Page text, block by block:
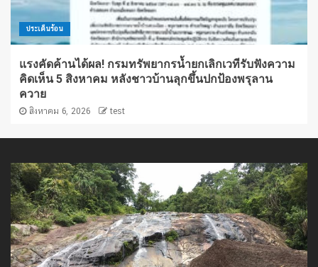
ประเด็นร้อน
แรงคัดค้านได้ผล! กรมทรัพยากรน้ำยกเลิกเวทีรับฟังความ
คิดเห็น 5 สิงหาคม หลังชาวบ้านลุกขึ้นปกป้องพรุลาน
ควาย
สิงหาคม 6, 2026 test